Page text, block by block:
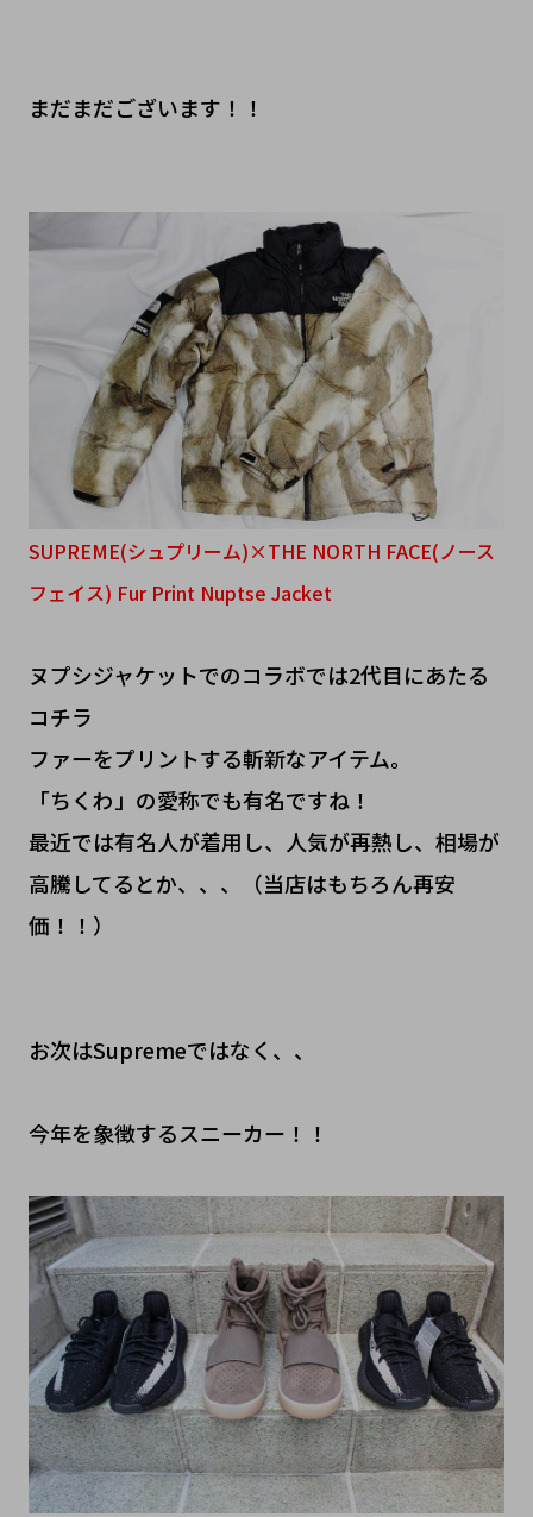
まだまだございます！！
SUPREME(シュプリーム)×THE NORTH FACE(ノース
フェイス) Fur Print Nuptse Jacket
ヌプシジャケットでのコラボでは2代目にあたる
コチラ
ファーをプリントする斬新なアイテム。
「ちくわ」の愛称でも有名ですね！
最近では有名人が着用し、人気が再熱し、相場が
高騰してるとか、、、（当店はもちろん再安
価！！）
お次はSupremeではなく、、
今年を象徴するスニーカー！！